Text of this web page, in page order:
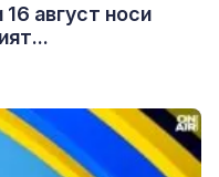
август носи